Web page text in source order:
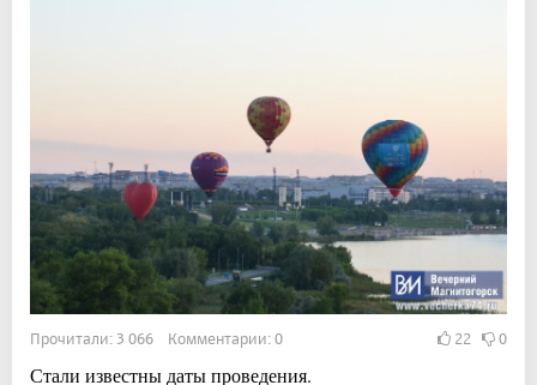
Прочитали: 3 066 Комментарии: 0 22 0
Стали известны даты проведения.